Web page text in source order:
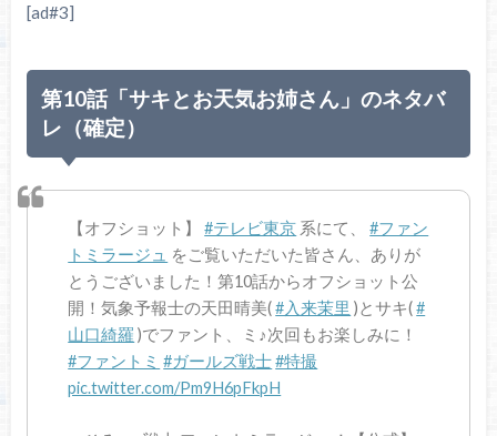
[ad#3]
第10話「サキとお天気お姉さん」のネタバ
レ（確定）
【オフショット】#テレビ東京 系にて、#ファン
トミラージュ をご覧いただいた皆さん、ありが
とうございました！第10話からオフショット公
開！気象予報士の天田晴美(#入来茉里 )とサキ(#
山口綺羅 )でファント、ミ♪次回もお楽しみに！
#ファントミ #ガールズ戦士#特撮
pic.twitter.com/Pm9H6pFkpH